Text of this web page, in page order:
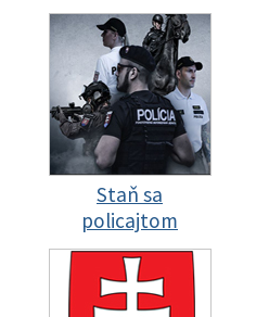
Staň sa
policajtom